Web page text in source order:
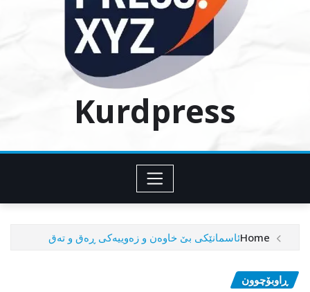
Kurdpress
Homeئاسمانێکی بێ خاوەن و زەوییەکی ڕەق و تەق
ڕاوبۆچوون